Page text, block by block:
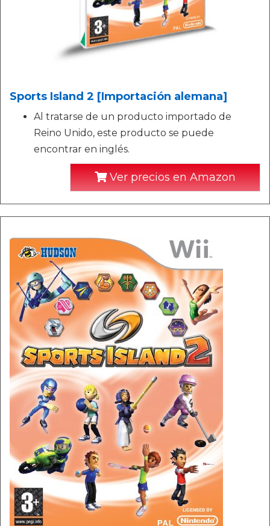
Sports Island 2 [Importación alemana]
Al tratarse de un producto importado de
Reino Unido, este producto se puede
encontrar en inglés.
Ver precios en Amazon